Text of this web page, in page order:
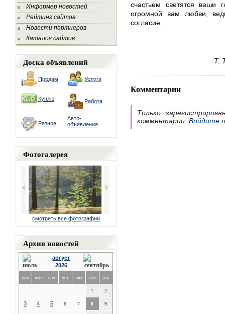
Информер новостей
Рейтинг сайтов
Новости партнеров
Каталог сайтов
Доска объявлений
Продам Услуги
Куплю Работа
Разное
Авто-
объявления
Фотогалерея
смотреть все фотографии
Архив новостей
август
2026
пон втр срд чет пят суб вск
1 2
3 4 5 6 7 8 9
счастьем светятся ваши
огромной вам любви,
согласие.
Т.
Комментарии
Только
комментарии. Войдите